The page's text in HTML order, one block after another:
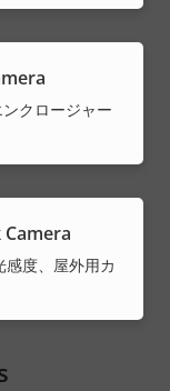
クロージャー
Camera
度、屋外用カ